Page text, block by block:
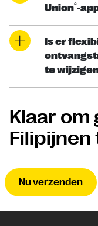
Union®-
Is er
te
Klaar om
Filipijnen
Nu verzenden